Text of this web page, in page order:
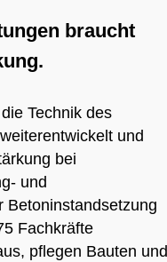
braucht
Technik des
und
bei
und
Betoninstandsetzung
Fachkräfte
pflegen Bauten und